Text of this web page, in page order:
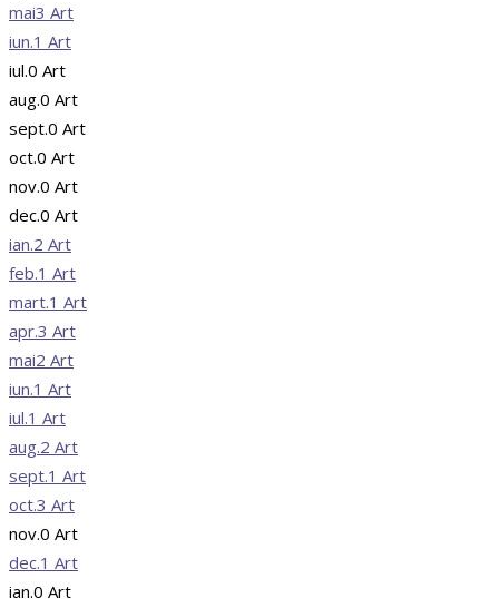
mai3 Art
iun.1 Art
iul.0 Art
aug.0 Art
sept.0 Art
oct.0 Art
nov.0 Art
dec.0 Art
ian.2 Art
feb.1 Art
mart.1 Art
apr.3 Art
mai2 Art
iun.1 Art
iul.1 Art
aug.2 Art
sept.1 Art
oct.3 Art
nov.0 Art
dec.1 Art
ian.0 Art